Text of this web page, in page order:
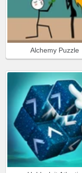
Alchemy Puzzle